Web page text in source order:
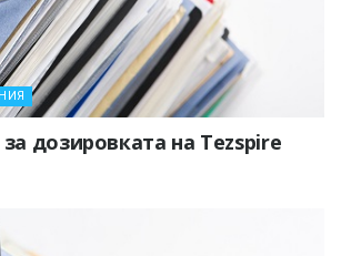
дозировката на Tezspire